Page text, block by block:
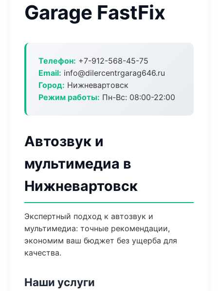
Garage FastFix
Телефон: +7-912-568-45-75
Email: info@dilercentrgarag646.ru
Город: Нижневартовск
Режим работы: Пн-Вс: 08:00-22:00
Автозвук и
мультимедиа в
Нижневартовск
Экспертный подход к автозвук и
мультимедиа: точные рекомендации,
экономим ваш бюджет без ущерба для
качества.
Наши услуги